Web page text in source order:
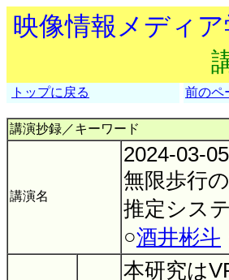
映像情報メディ
トップに戻る 前のペ
講演抄録／キーワード
講演名
2024-03-
無限歩行
推定シス
○酒井彬斗
本研究は